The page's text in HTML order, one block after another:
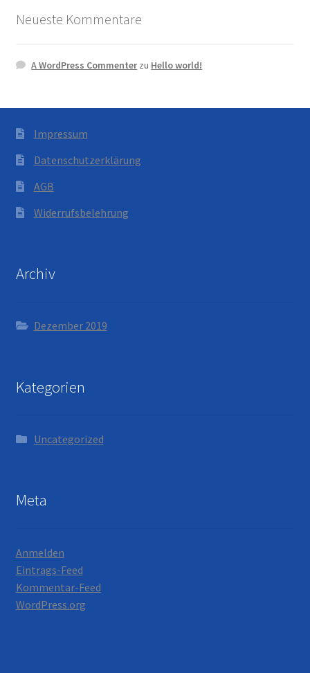
Neueste Kommentare
A WordPress Commenterzu Hello world!
Impressum
Datenschutzerklärung
AGB
Widerrufsbelehrung
Archiv
Dezember 2019
Kategorien
Uncategorized
Meta
Anmelden
Eintrags-Feed
Kommentar-Feed
WordPress.org